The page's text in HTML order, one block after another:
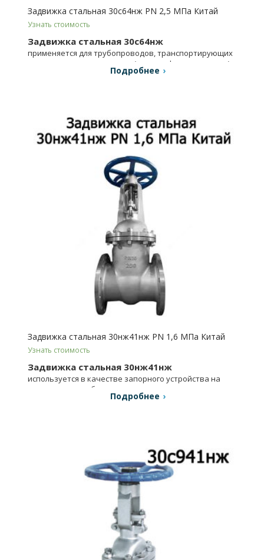
Задвижка стальная 30с64нж PN 2,5 МПа Китай
Узнать стоимость
Задвижка стальная 30с64нж
применяется для трубопроводов, транспортирующих
технические жидкие среды (вода, нефть, газ и масло).
Подробнее
Задвижка стальная 30нж41нж PN 1,6 МПа Китай
Узнать стоимость
Задвижка стальная 30нж41нж
используется в качестве запорного устройства на
технических трубопроводах.
Подробнее